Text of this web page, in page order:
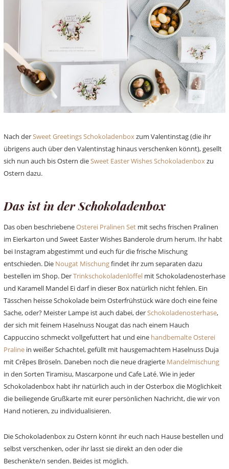
Nach derSweet Greetings Schokoladenboxzum Valentinstag (die ihr
übrigens auch über den Valentinstag hinaus verschenken könnt), gesellt
sich nun auch bis Ostern dieSweet Easter Wishes Schokoladenboxzu
Ostern dazu.
Das ist in der Schokoladenbox
Das oben beschriebeneOsterei Pralinen Setmit sechs frischen Pralinen
im Eierkarton und Sweet Easter Wishes Banderole drum herum. Ihr habt
bei Instagram abgestimmt und euch für die frische Mischung
entschieden. Die Nougat Mischungfindet ihr zum separaten dazu
bestellen im Shop. DerTrinkschokoladenlöffelmit Schokoladenosterhase
und Karamell Mandel Ei darf in dieser Box natürlich nicht fehlen. Ein
Tässchen heisse Schokolade beim Osterfrühstück wäre doch eine feine
Sache, oder? Meister Lampe ist auch dabei, derSchokoladenosterhase,
der sich mit feinem Haselnuss Nougat das nach einem Hauch
Cappuccino schmeckt vollgefuttert hat und eine handbemalte Osterei
Pralinein weißer Schachtel, gefüllt mit hausgemachtem Haselnuss Duja
mit Crêpes Bröseln. Daneben noch die neue dragierte Mandelmischung
in den Sorten Tiramisu, Mascarpone und Cafe Laté. Wie in jeder
Schokoladenbox habt ihr natürlich auch in der Osterbox die Möglichkeit
die beiliegende Grußkarte mit eurer persönlichen Nachricht, die wir von
Hand notieren, zu individualisieren.
Die Schokoladenbox zu Ostern könnt ihr euch nach Hause bestellen und
selbst verschenken, oder ihr lasst sie direkt an den oder die
Beschenkte/n senden. Beides ist möglich.